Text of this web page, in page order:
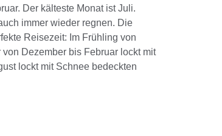
Der kälteste Monat ist Juli.
immer wieder regnen. Die
Reisezeit: Im Frühling von
Dezember bis Februar lockt mit
lockt mit Schnee bedeckten